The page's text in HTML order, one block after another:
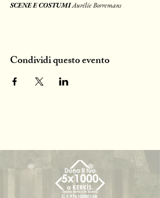
SCENE E COSTUMIAurélie Borremans
Condividi questo evento